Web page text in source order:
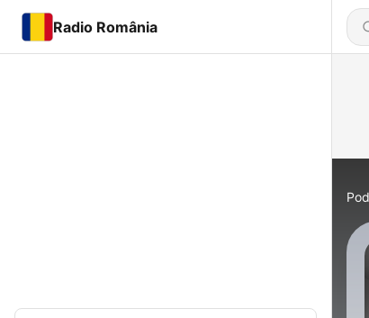
Radio România